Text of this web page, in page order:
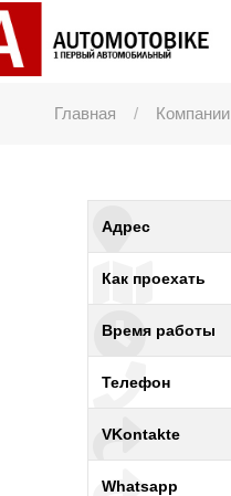
Главная Компании
Адрес
Как проехать
Время работы
Телефон
VKontakte
Whatsapp